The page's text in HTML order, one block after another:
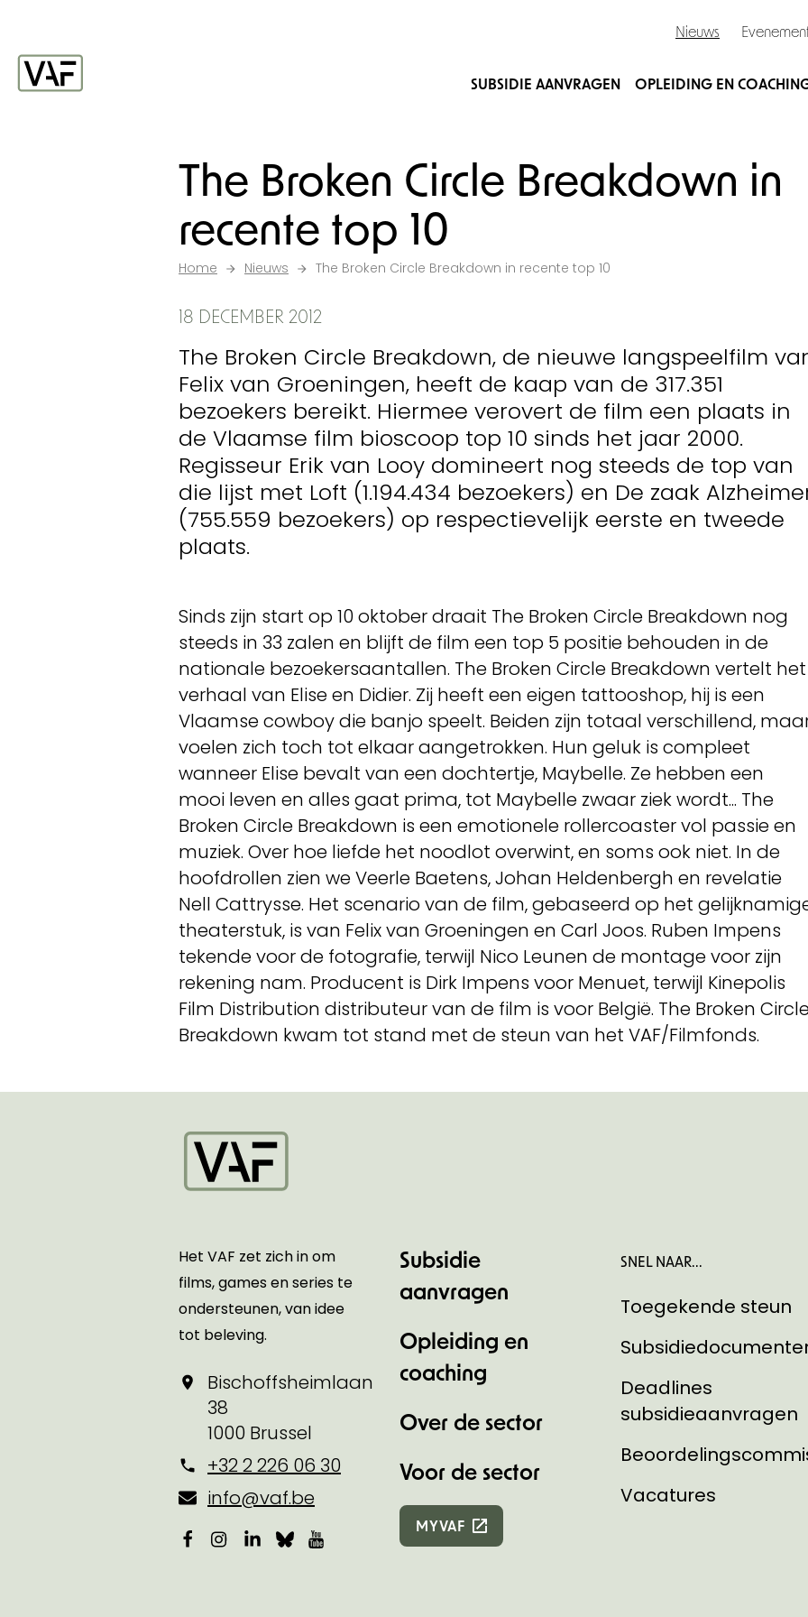
Nieuws
SUBSIDIE AANVRAGEN OPLEIDING EN
The Broken Circle Breakdown in
recente top 10
Home Nieuws The Broken Circle Breakdown in recente top 10
18 DECEMBER 2012
The Broken Circle Breakdown, de nieuwe langspeelfilm
Felix van Groeningen, heeft de kaap van de 317.351
bezoekers bereikt. Hiermee verovert de film een plaats in
de Vlaamse film bioscoop top 10 sinds het jaar 2000.
Regisseur Erik van Looy domineert nog steeds de top van
die lijst met Loft (1.194.434 bezoekers) en De zaak
(755.559 bezoekers) op respectievelijk eerste en tweede
plaats.
Sinds zijn start op 10 oktober draait The Broken Circle Breakdown nog
steeds in 33 zalen en blijft de film een top 5 positie behouden in de
nationale bezoekersaantallen. The Broken Circle Breakdown vertelt het
verhaal van Elise en Didier. Zij heeft een eigen tattooshop, hij is een
Vlaamse cowboy die banjo speelt. Beiden zijn totaal verschillend,
voelen zich toch tot elkaar aangetrokken. Hun geluk is compleet
wanneer Elise bevalt van een dochtertje, Maybelle. Ze hebben een
mooi leven en alles gaat prima, tot Maybelle zwaar ziek wordt... The
Broken Circle Breakdown is een emotionele rollercoaster vol passie en
muziek. Over hoe liefde het noodlot overwint, en soms ook niet. In de
hoofdrollen zien we Veerle Baetens, Johan Heldenbergh en revelatie
Nell Cattrysse. Het scenario van de film, gebaseerd op het
theaterstuk, is van Felix van Groeningen en Carl Joos. Ruben Impens
tekende voor de fotografie, terwijl Nico Leunen de montage voor zijn
rekening nam. Producent is Dirk Impens voor Menuet, terwijl Kinepolis
Film Distribution distributeur van de film is voor België. The Broken
Breakdown kwam tot stand met de steun van het VAF/Filmfonds.
Het VAF zet zich in om
films, games en series te
ondersteunen, van idee
tot beleving.
Bischoffsheimlaan
38
1000 Brussel
+32 2 226 06 30
info@vaf.be
Facebook
Instagram
LinkedIn
BlueskyYouTube
Subsidie
aanvragen
Opleiding en
coaching
Over de sector
Voor de sector
MYVAF
SNEL NAAR...
Toegekende steun
Deadlines
subsidieaanvragen
Vacatures